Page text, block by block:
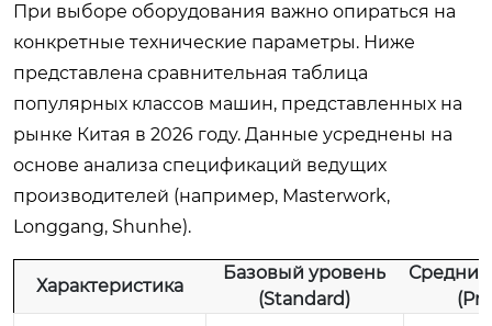
При выборе оборудования важно опираться на
конкретные технические параметры. Ниже
представлена сравнительная таблица
популярных классов машин, представленных на
рынке Китая в 2026 году. Данные усреднены на
основе анализа спецификаций ведущих
производителей (например, Masterwork,
Longgang, Shunhe).
Характеристика
Базовый уровень
(Standard)
Средний